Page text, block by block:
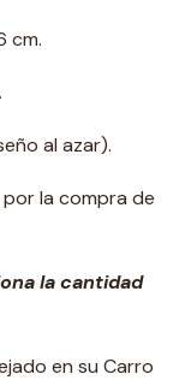
cm.
al azar).
la compra de
la cantidad
en su Carro